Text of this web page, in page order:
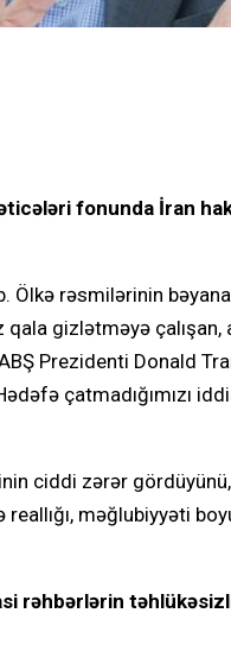
fonunda İran
rəsmilərinin
qala gizlətməyə
Prezidenti Donald
çatmadığımızı
ciddi zərər
məğlubiyyəti
rəhbərlərin